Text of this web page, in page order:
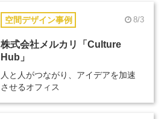
空間デザイン事例 8/3
株式会社メルカリ「Culture
Hub」
人と人がつながり、アイデアを加速
させるオフィス